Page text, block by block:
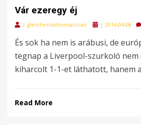
Vár ezeregy éj
| glenthemathematician
Posted
| 2016-04-08
És sok ha nem is arábusi, de
tegnap a Liverpool-szurkoló nem
kiharcolt 1-1-et láthatott, hanem
Read More